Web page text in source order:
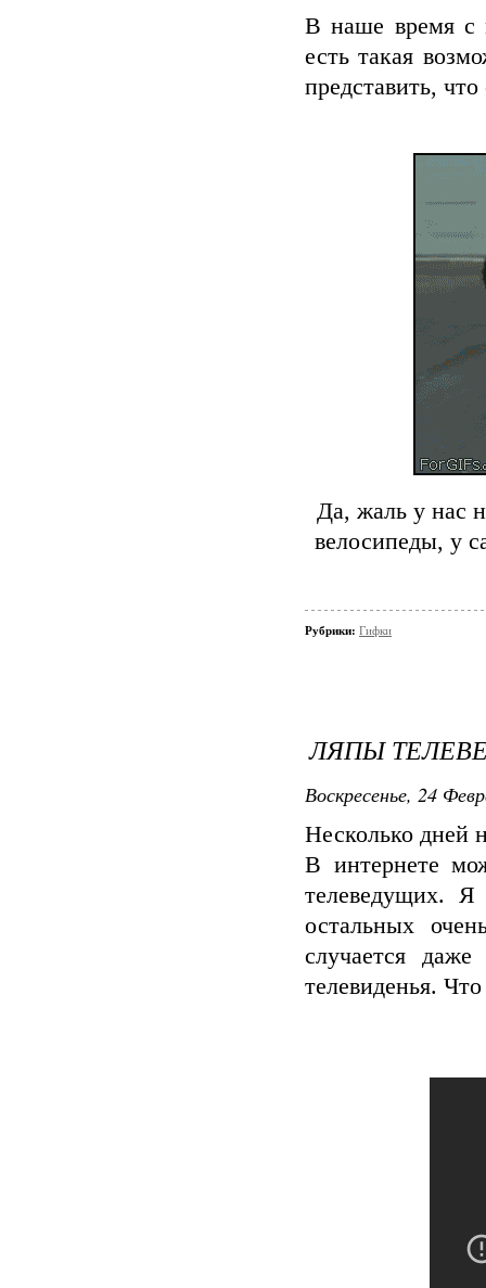
В наше время с
есть такая
представить,
Да, жаль у нас
велосипеды, у
Рубрики: Гифки
ЛЯПЫ
Воскресенье, 24
Несколько дней
В интернете
телеведущих.
остальных
случается
телевиденья.